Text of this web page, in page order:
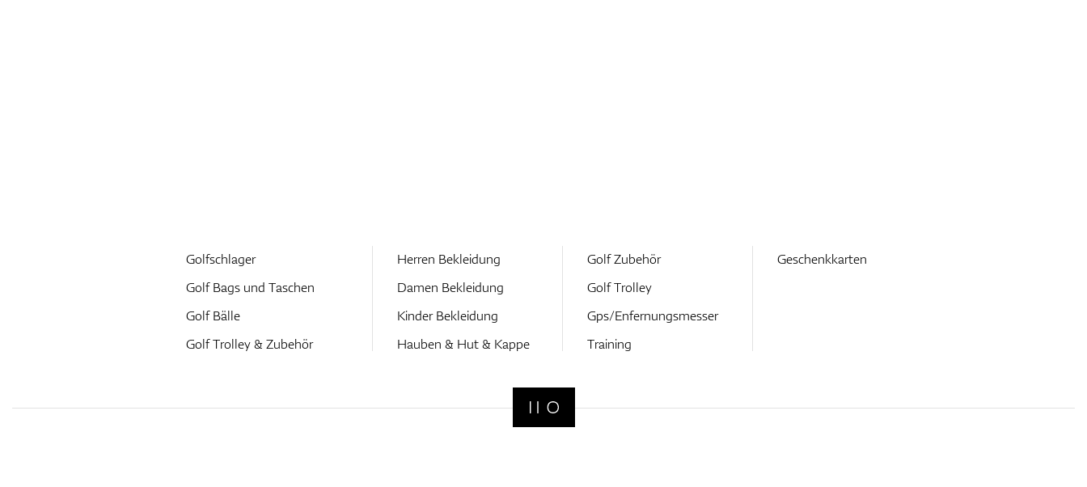
Golfschlager
Golf Bags und Taschen
Golf Bälle
Golf Trolley & Zubehör
Herren Bekleidung
Damen Bekleidung
Kinder Bekleidung
Hauben & Hut & Kappe
Golf Zubehör
Golf Trolley
Gps/Enfernungsmesser
Training
Geschenkkarten